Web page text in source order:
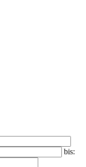
bis: